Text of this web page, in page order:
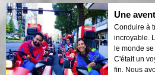
Une
Conduire à
incroyable.
le monde
C'était un
fin. Nous